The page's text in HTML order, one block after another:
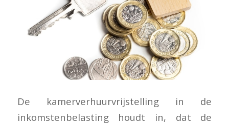
De kamerverhuurvrijstelling in de
inkomstenbelasting houdt in, dat de